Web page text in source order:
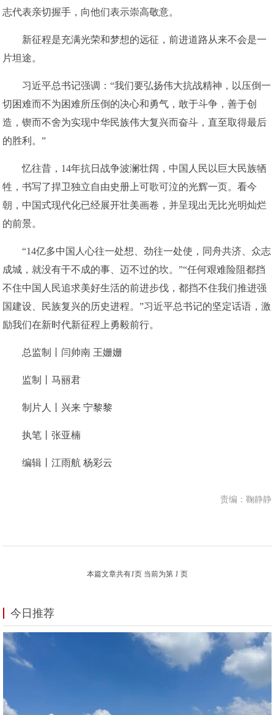
志代表亲切握手，向他们表示崇高敬意。
新征程是充满光荣和梦想的远征，前进道路从来不会是一
片坦途。
习近平总书记强调：“我们要弘扬伟大抗战精神，以压倒一
切困难而不为困难所压倒的决心和勇气，敢于斗争，善于创
造，锲而不舍为实现中华民族伟大复兴而奋斗，直至取得最后
的胜利。”
忆往昔，14年抗日战争波澜壮阔，中国人民以巨大民族牺
牲，书写了捍卫独立自由史册上可歌可泣的光辉一页。看今
朝，中国式现代化已经展开壮美画卷，并呈现出无比光明灿烂
的前景。
“14亿多中国人心往一处想、劲往一处使，同舟共济、众志
成城，就没有干不成的事、迈不过的坎。”“任何艰难险阻都挡
不住中国人民追求美好生活的前进步伐，都挡不住我们推进强
国建设、民族复兴的历史进程。”习近平总书记的坚定话语，激
励我们在新时代新征程上勇毅前行。
总监制丨闫帅南 王姗姗
监制丨马丽君
制片人丨兴来 宁黎黎
执笔丨张亚楠
编辑丨江雨航 杨彩云
责编：鞠静静
本篇文章共有1页 当前为第 1 页
今日推荐